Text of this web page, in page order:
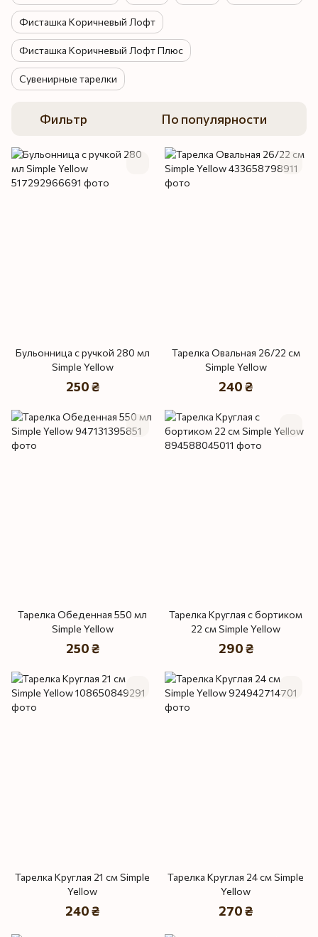
Фисташка Коричневый Лофт
Фисташка Коричневый Лофт Плюс
Сувенирные тарелки
Фильтр По популярности
Бульонница с ручкой 280 мл
Simple Yellow
250 ₴
Тарелка Овальная 26/22 см
Simple Yellow
240 ₴
Тарелка Обеденная 550 мл
Simple Yellow
250 ₴
Тарелка Круглая с бортиком
22 см Simple Yellow
290 ₴
Тарелка Круглая 21 см Simple
Yellow
240 ₴
Тарелка Круглая 24 см Simple
Yellow
270 ₴